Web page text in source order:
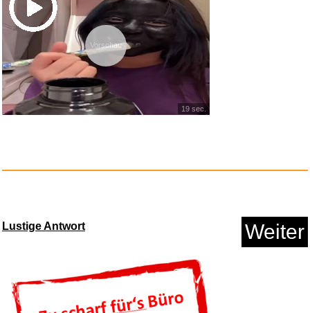
Elitzia Infrarot-Lampenfassung...
Popeye. Seemannsgarn....
Vorschau
19 sec.
Lustige Antwort Weiter